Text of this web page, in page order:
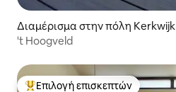
Διαμέρισμα στην πόλη Kerkwijk
't Hoogveld
Επιλογή επισκεπτών